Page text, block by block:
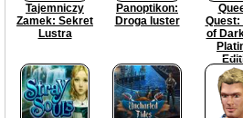
Tajemniczy
Zamek: Sekret
Lustra
Panoptikon:
Droga luster
Quest:
of